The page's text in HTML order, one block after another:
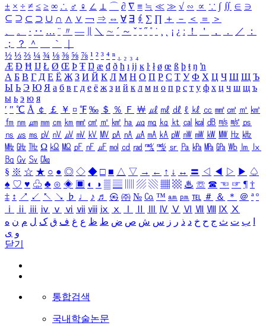
± × ÷ ≠ ≤ ≥ ∞ ∴ ♂ ♀ ∠ ⊥ ⌒ ∂ ∇ ≡ ≒ ≪ ≫ √ ∽ ∝ ∵ ∫ ∬ ∈ ∋
⊆ ⊇ ⊂ ⊃ ∪ ∩ ∧ ∨ ￢ ⇒ ⇔ ∀ ∃ ∮ ∑ ∏ ＋ － ＜ ＝
＞
、
。 · ‥ … ¨ 〃 ― ＼ ∼ ´ ～ ˇ ˘ ˝ ˚ ˙ ¸ ¡ ¿ ː ！ ＇ ， ． ／
：
；
？ ＾ ｀
½ ⅓ ⅔ ¼ ¾ ⅛ ⅜ ⅝ ⅞ ¹ ² ³ ⁴ ⁿ ₁ ₂ ₃ ₄
Æ Ð Ħ Ĳ Ł Ø Œ Þ Ŧ Ŋ æ đ ð ħ ı ĳ ĸ ŀ ł ø œ ß þ ŧ ŋ ŉ
А Б В Г Д Е Ё Ж З И Й К Л М Н О П Р С Т У Ф Х Ц Ч Ш Щ Ъ
Ы Ь Э Ю Я а б в г д е ё ж з и й к л м н о п р с т у ф х ц ч ш щ ъ
ы ь э ю я
′ ″ ℃ Å ￠ ￡ ￥ ¤ ℉ ‰ ＄ ％ Ｆ ￦ ㎕ ㎖ ㎗ ℓ ㎘ ㏄ ㎣ ㎤ ㎥ ㎦
㎙ ㎚ ㎛ ㎜ ㎝ ㎞ ㎟ ㎠ ㎡ ㎢ ㏊ ㎍ ㎎ ㎏ ㏏ ㎈ ㎉ ㏈ ㎧ ㎨ ㎰
㎱ ㎲ ㎳ ㎴ ㎵ ㎶ ㎷ ㎸ ㎹ ㎀ ㎁ ㎂ ㎃ ㎄ ㎺ ㎻ ㎽ ㎾ ㎿ ㎐ ㎑
㎒ ㎓ ㎔ Ω ㏀ ㏁ ㎊ ㎋ ㎌ ㏖ ㏅ ㎭ ㎮ ㎯ ㏛ ㎩ ㎪ ㎫ ㎬ ㏝ ㏐
㏓
㏃ ㏉ ㏜ ㏆
§ ※ ☆ ★ ○ ● ◎ ◇ ◆ □ ■ △ ▽ → ← ↑ ↓ ↔ 〓 ◁ ◀ ▷ ▶ ♤
♠ ♡ ♥ ♧ ♣ ⊙ ◈ ▣ ◐ ◑ ▒ ▤ ▨ ▧ ▦ ▩ ♨ ☏ ☎ ☜ ☞ ¶ †
‡ ↕ ↗ ↙ ↖ ↘ ♭ ♩ ♪ ♬ ㉿ ㈜ № ㏇ ™ ㏂ ㏘ ℡ ＃ ＆ ＊ ＠ ª º
ⅰ
ⅱ ⅲ ⅳ ⅴ ⅵ ⅶ ⅷ ⅸ ⅹ Ⅳ Ⅴ Ⅵ Ⅶ Ⅷ Ⅸ Ⅹ
ب ت ث ج ح خ د ذ ر ز س ش ص ض ط ظ ع غ ف ق ک ل م ن ه
و ی
닫기
통합검색
국내학술논문